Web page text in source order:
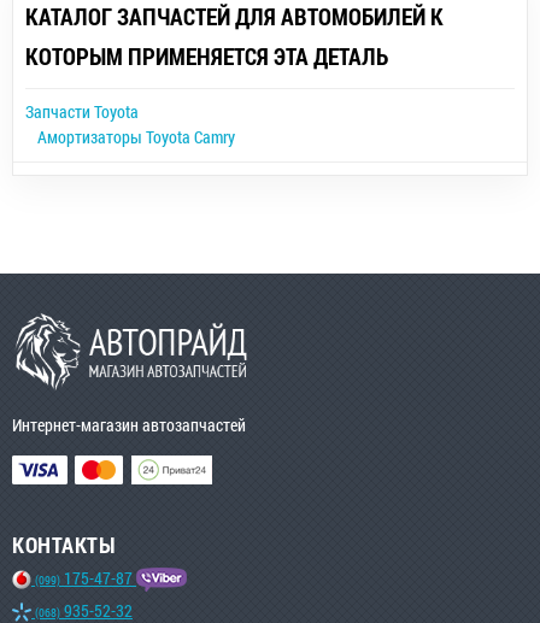
КАТАЛОГ ЗАПЧАСТЕЙ ДЛЯ АВТОМОБИЛЕЙ К
КОТОРЫМ ПРИМЕНЯЕТСЯ ЭТА ДЕТАЛЬ
Запчасти Toyota
Амортизаторы Toyota Camry
Интернет-магазин автозапчастей
КОНТАКТЫ
(099) 175-47-87
(068) 935-52-32